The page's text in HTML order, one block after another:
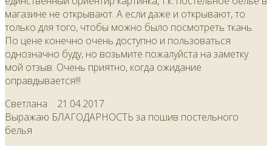
магазине не открывают. А если даже и открывают, то
только для того, чтобы можно было посмотреть ткань.
По цене конечно очень доступно и пользоваться
однозначно буду, но возьмите пожалуйста на заметку
мой отзыв. Очень приятно, когда ожидание
оправдывается!!!
Светлана 21.04.2017
Выражаю БЛАГОДАРНОСТЬ за пошив постельного
белья